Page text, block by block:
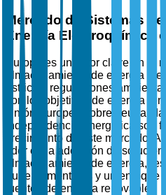
Mercado de Sistemas
Energía Electroquímica
Europa es un actor clave en el
almacenamiento de energía
estrictas regulaciones
con los objetivos de energía
Unión Europea sobre
independencia energética son
crecimiento de este mercado.
líder en la adopción de
almacenamiento de energía,
gubernamentales y un enfoque
fuentes de energía renovable.